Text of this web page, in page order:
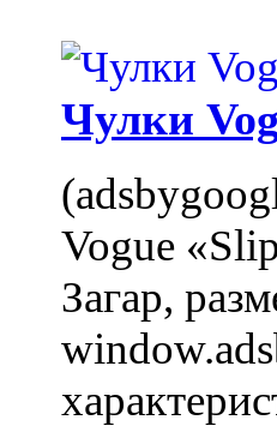
Чулки
Vogue
Загар,